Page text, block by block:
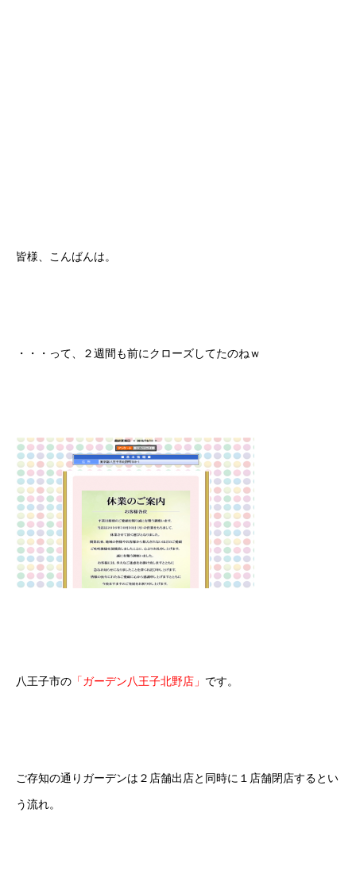
皆様、こんばんは。
・・・って、２週間も前にクローズしてたのねｗ
八王子市の 「ガーデン八王子北野店」 です。
ご存知の通りガーデンは２店舗出店と同時に１店舗閉店するとい
う流れ。